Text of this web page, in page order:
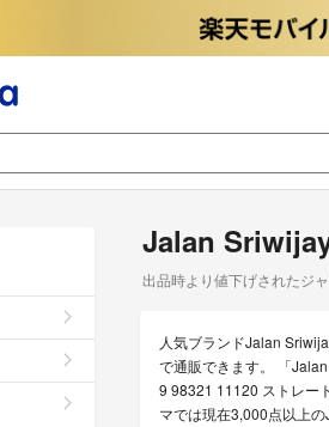
Jalan
出品時より値下げされたジ
人気ブランドJalan
で通販できます。 「
9 98321 11120 ストレー
マでは現在3,000点以上